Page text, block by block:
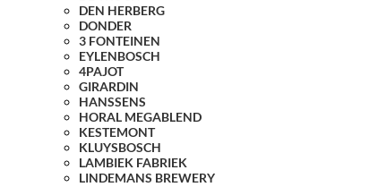
DEN HERBERG
DONDER
3 FONTEINEN
EYLENBOSCH
4PAJOT
GIRARDIN
HANSSENS
HORAL MEGABLEND
KESTEMONT
KLUYSBOSCH
LAMBIEK FABRIEK
LINDEMANS BREWERY